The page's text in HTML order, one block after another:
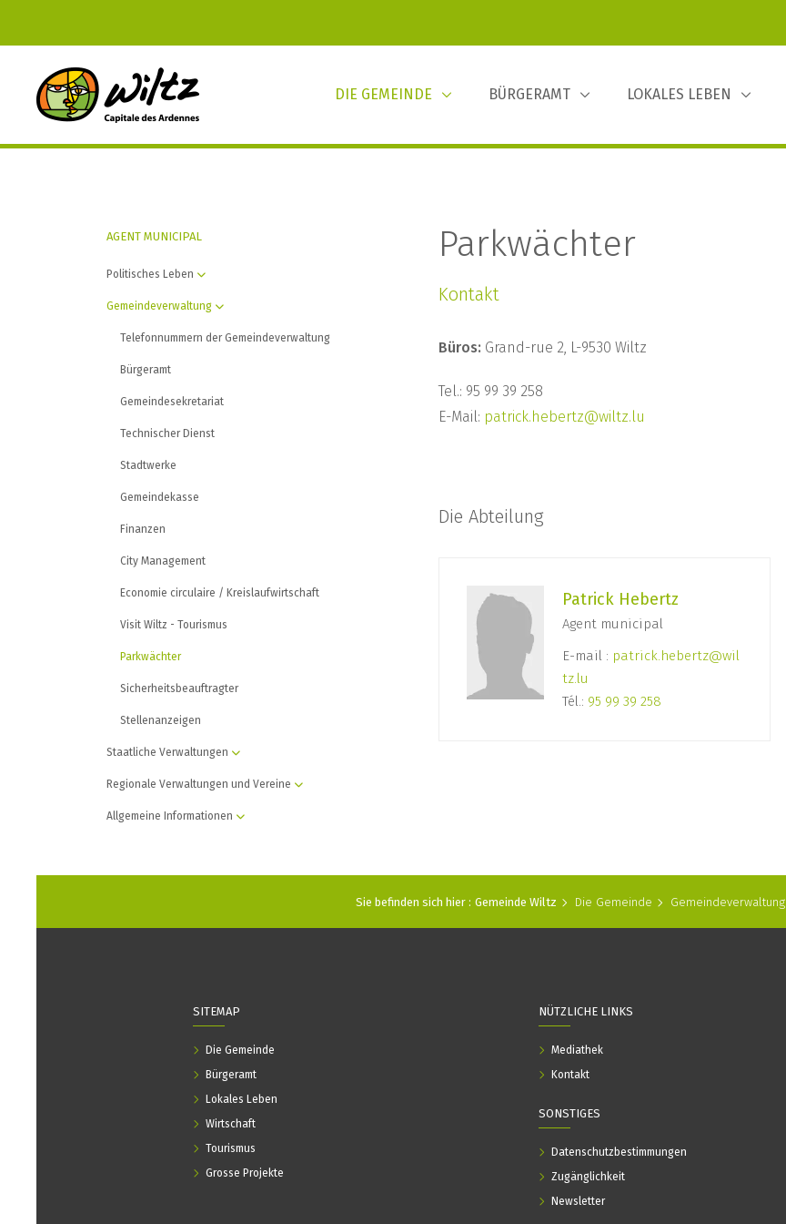
DIE GEMEINDE BÜRGERAMT LOKALES LEBEN
AGENT MUNICIPAL
Politisches Leben
Gemeindeverwaltung
Telefonnummern der Gemeindeverwaltung
Bürgeramt
Gemeindesekretariat
Technischer Dienst
Stadtwerke
Gemeindekasse
Finanzen
City Management
Economie circulaire / Kreislaufwirtschaft
Visit Wiltz - Tourismus
Parkwächter
Sicherheitsbeauftragter
Stellenanzeigen
Staatliche Verwaltungen
Regionale Verwaltungen und Vereine
Allgemeine Informationen
Parkwächter
Kontakt
Büros: Grand-rue 2, L-9530 Wiltz
Tel.: 95 99 39 258
E-Mail: patrick.hebertz@wiltz.lu
Die Abteilung
Patrick Hebertz
Agent municipal
E-mail : patrick.hebertz@wil
tz.lu
Tél.: 95 99 39 258
Sie befinden sich hier : Gemeinde Wiltz Die Gemeinde Gemeindeverwaltung
SITEMAP
Die Gemeinde
Bürgeramt
Lokales Leben
Wirtschaft
Tourismus
Grosse Projekte
NÜTZLICHE LINKS
Mediathek
Kontakt
SONSTIGES
Datenschutzbestimmungen
Zugänglichkeit
Newsletter